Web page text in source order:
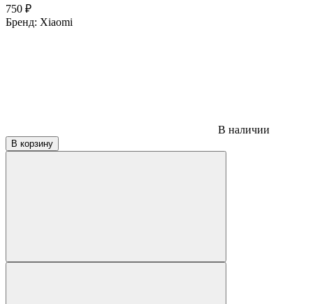
750 ₽
Бренд: Xiaomi
В наличии
В корзину